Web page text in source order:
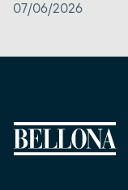
07/06/2026